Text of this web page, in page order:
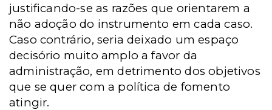
justificando-se as razões que orientarem a
não adoção do instrumento em cada caso.
Caso contrário, seria deixado um espaço
decisório muito amplo a favor da
administração, em detrimento dos objetivos
que se quer com a política de fomento
atingir.